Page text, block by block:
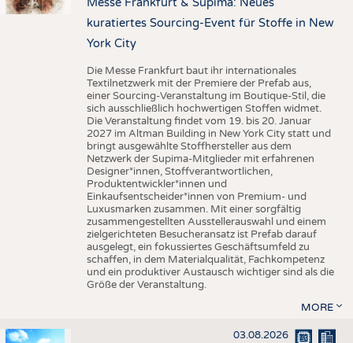
kuratiertes Sourcing-Event für Stoffe in New
York City
Die Messe Frankfurt baut ihr internationales
Textilnetzwerk mit der Premiere der Prefab aus,
einer Sourcing-Veranstaltung im Boutique-Stil, die
sich ausschließlich hochwertigen Stoffen widmet.
Die Veranstaltung findet vom 19. bis 20. Januar
2027 im Altman Building in New York City statt und
bringt ausgewählte Stoffhersteller aus dem
Netzwerk der Supima-Mitglieder mit erfahrenen
Designer*innen, Stoffverantwortlichen,
Produktentwickler*innen und
Einkaufsentscheider*innen von Premium- und
Luxusmarken zusammen. Mit einer sorgfältig
zusammengestellten Ausstellerauswahl und einem
zielgerichteten Besucheransatz ist Prefab darauf
ausgelegt, ein fokussiertes Geschäftsumfeld zu
schaffen, in dem Materialqualität, Fachkompetenz
und ein produktiver Austausch wichtiger sind als die
Größe der Veranstaltung.
MORE
03.08.2026